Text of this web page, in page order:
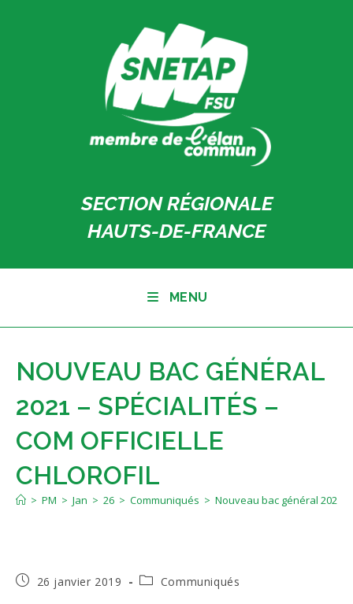
SECTION RÉGIONALE
HAUTS-DE-FRANCE
MENU
NOUVEAU BAC GÉNÉRAL
2021 – SPÉCIALITÉS –
COM OFFICIELLE
CHLOROFIL
> PM > Jan > 26 > Communiqués > Nouveau bac général 2021
Publication
26 janvier 2019
PostCommuniqués